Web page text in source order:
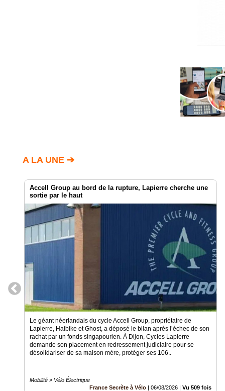
A LA UNE ➔
Accell Group au bord de la rupture, Lapierre cherche une
sortie par le haut
Le géant néerlandais du cycle Accell Group, propriétaire de
Lapierre, Haibike et Ghost, a déposé le bilan après l’échec de son
rachat par un fonds singapourien. À Dijon, Cycles Lapierre
demande son placement en redressement judiciaire pour se
désolidariser de sa maison mère, protéger ses 106..
Mobilité » Vélo Électrique
France Secrète à Vélo | 06/08/2026 | Vu 509 fois